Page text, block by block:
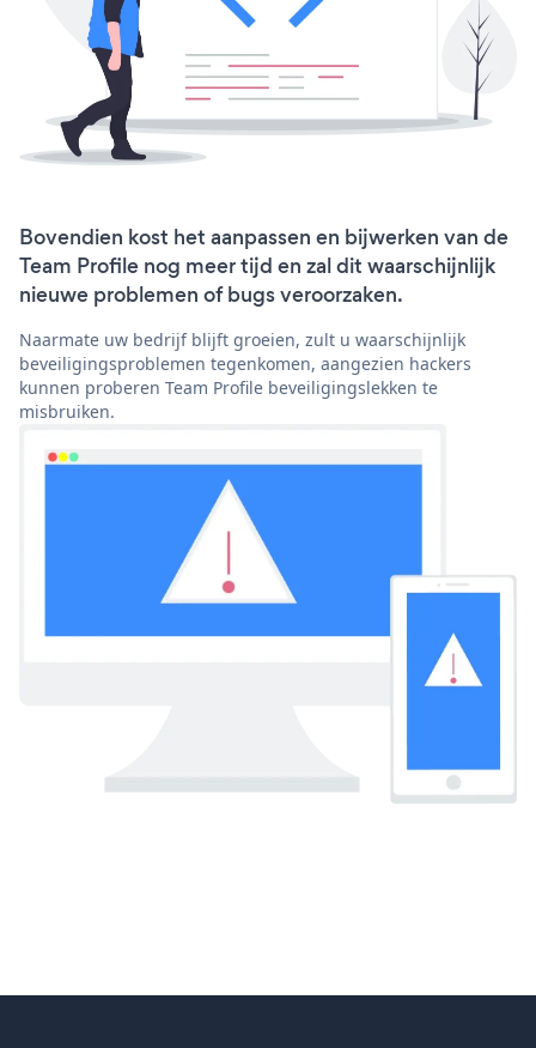
Bovendien kost het aanpassen en bijwerken van de
Team Profile nog meer tijd en zal dit waarschijnlijk
nieuwe problemen of bugs veroorzaken.
Naarmate uw bedrijf blijft groeien, zult u waarschijnlijk
beveiligingsproblemen tegenkomen, aangezien hackers
kunnen proberen Team Profile beveiligingslekken te
misbruiken.